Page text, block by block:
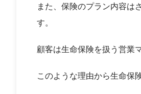
また、保険のプラン内容は
す。
顧客は生命保険を扱う営業
このような理由から生命保